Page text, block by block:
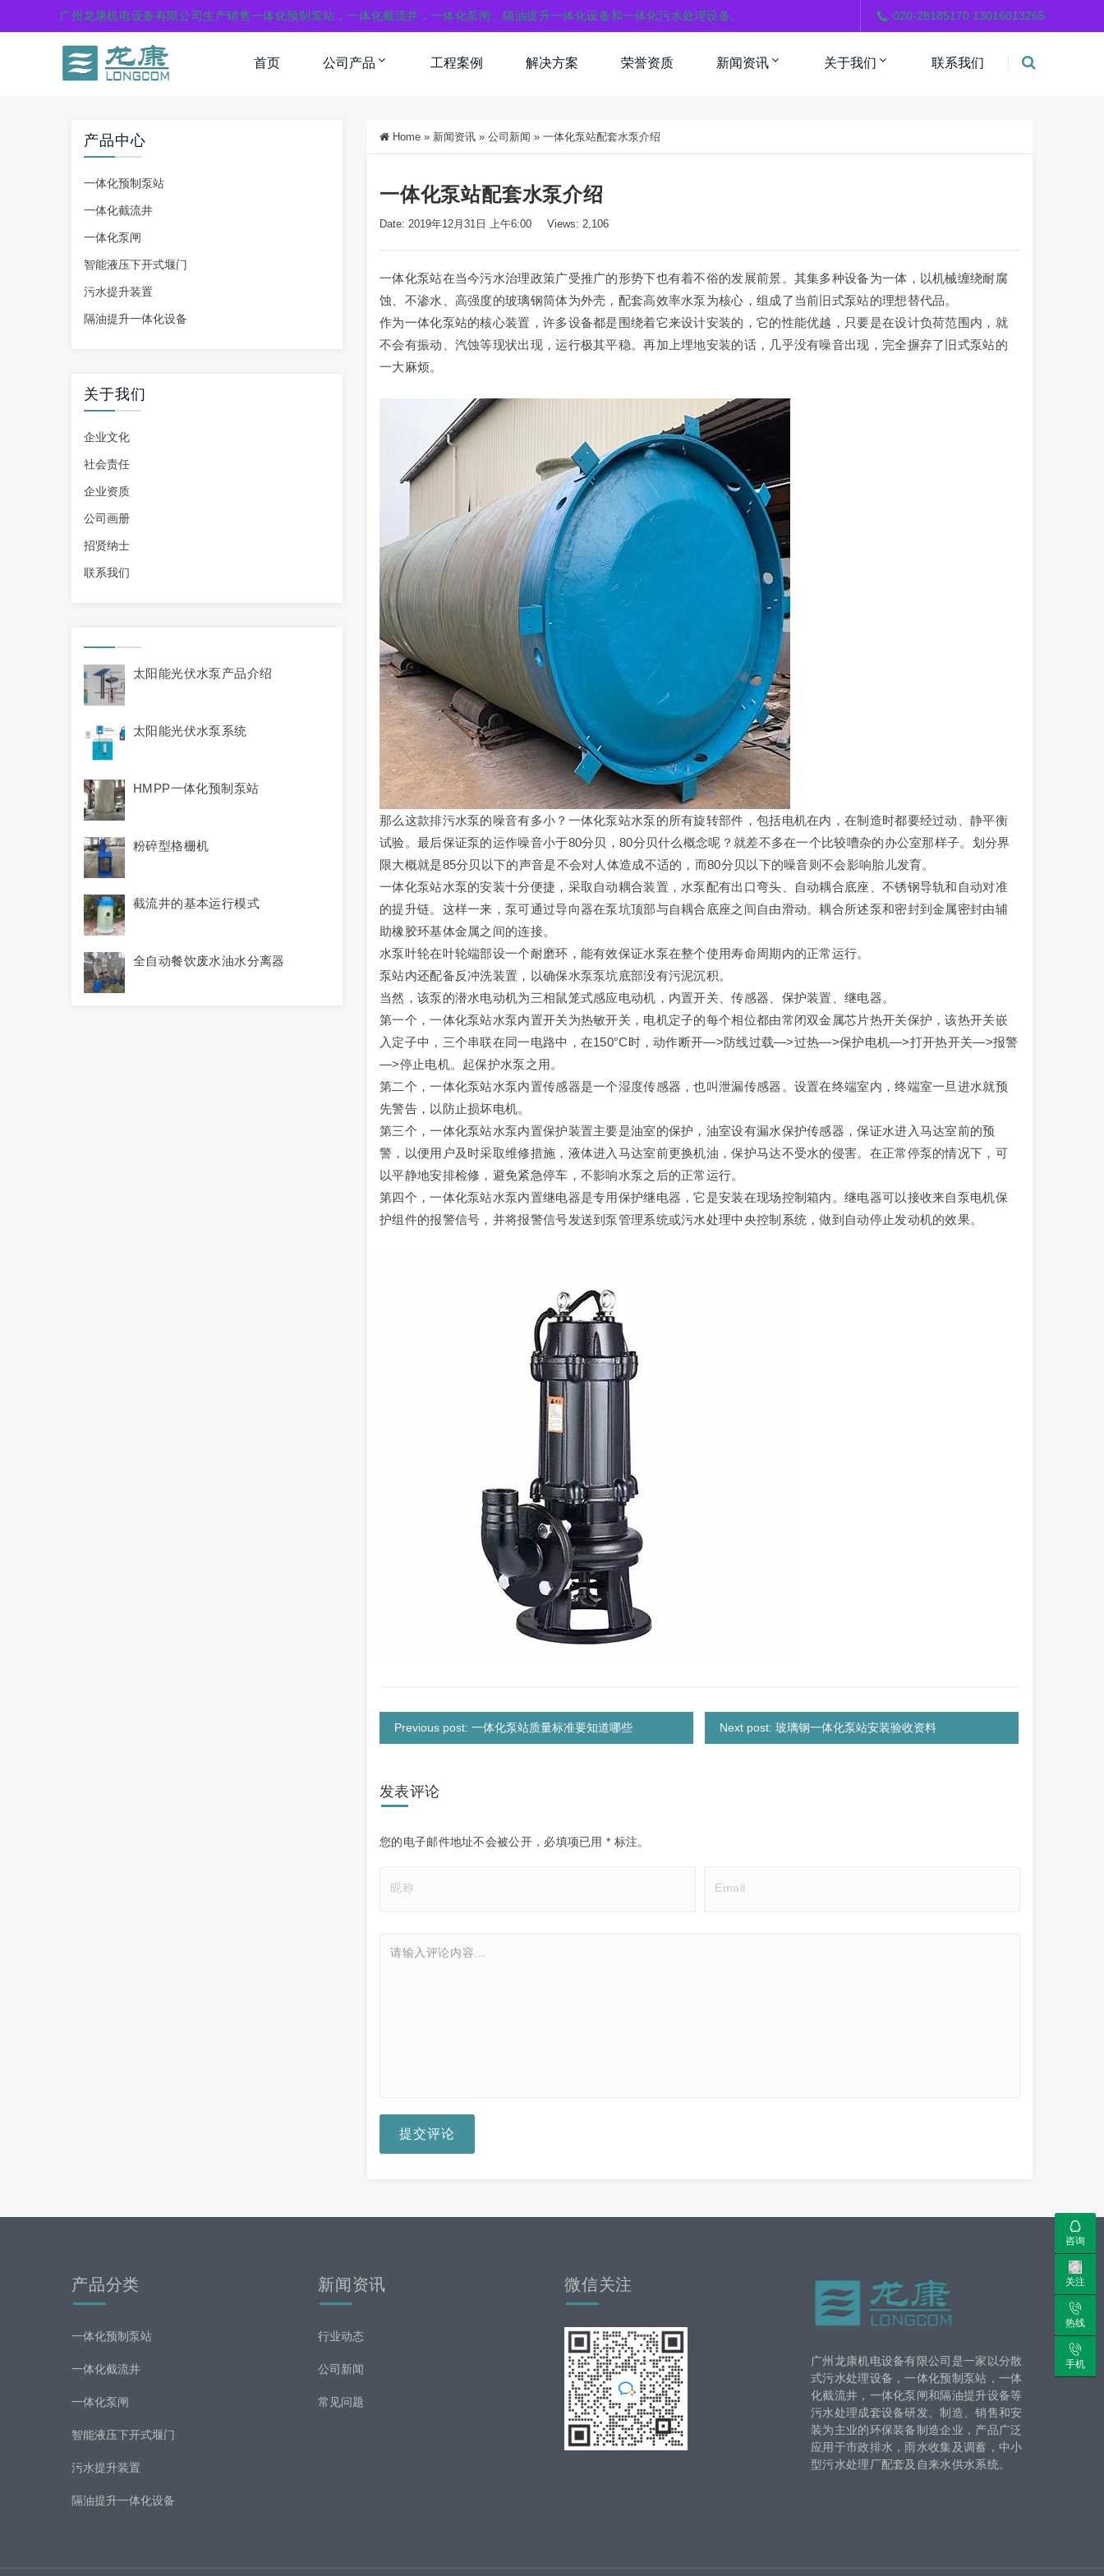
广州龙康机电设备有限公司生产销售一体化预制泵站，一体化截流井，一体化泵闸、隔油提升一体化设备和一体化污水处理设备。 020-28185170 13016013265
首页 公司产品 工程案例 解决方案 荣誉资质 新闻资讯 关于我们 联系我们
产品中心
一体化预制泵站
一体化截流井
一体化泵闸
智能液压下开式堰门
污水提升装置
隔油提升一体化设备
关于我们
企业文化
社会责任
企业资质
公司画册
招贤纳士
联系我们
太阳能光伏水泵产品介绍
太阳能光伏水泵系统
HMPP一体化预制泵站
粉碎型格栅机
截流井的基本运行模式
全自动餐饮废水油水分离器
Home » 新闻资讯 » 公司新闻 » 一体化泵站配套水泵介绍
一体化泵站配套水泵介绍
Date: 2019年12月31日 上午6:00 Views: 2,106
一体化泵站在当今污水治理政策广受推广的形势下也有着不俗的发展前景。其集多种设备为一体，以机械缠绕耐腐
蚀、不渗水、高强度的玻璃钢筒体为外壳，配套高效率水泵为核心，组成了当前旧式泵站的理想替代品。
作为一体化泵站的核心装置，许多设备都是围绕着它来设计安装的，它的性能优越，只要是在设计负荷范围内，就
不会有振动、汽蚀等现状出现，运行极其平稳。再加上埋地安装的话，几乎没有噪音出现，完全摒弃了旧式泵站的
一大麻烦。
那么这款排污水泵的噪音有多小？一体化泵站水泵的所有旋转部件，包括电机在内，在制造时都要经过动、静平衡
试验。最后保证泵的运作噪音小于80分贝，80分贝什么概念呢？就差不多在一个比较嘈杂的办公室那样子。划分界
限大概就是85分贝以下的声音是不会对人体造成不适的，而80分贝以下的噪音则不会影响胎儿发育。
一体化泵站水泵的安装十分便捷，采取自动耦合装置，水泵配有出口弯头、自动耦合底座、不锈钢导轨和自动对准
的提升链。这样一来，泵可通过导向器在泵坑顶部与自耦合底座之间自由滑动。耦合所述泵和密封到金属密封由辅
助橡胶环基体金属之间的连接。
水泵叶轮在叶轮端部设一个耐磨环，能有效保证水泵在整个使用寿命周期内的正常运行。
泵站内还配备反冲洗装置，以确保水泵泵坑底部没有污泥沉积。
当然，该泵的潜水电动机为三相鼠笼式感应电动机，内置开关、传感器、保护装置、继电器。
第一个，一体化泵站水泵内置开关为热敏开关，电机定子的每个相位都由常闭双金属芯片热开关保护，该热开关嵌
入定子中，三个串联在同一电路中，在150°C时，动作断开—>防线过载—>过热—>保护电机—>打开热开关—>报警
—>停止电机。起保护水泵之用。
第二个，一体化泵站水泵内置传感器是一个湿度传感器，也叫泄漏传感器。设置在终端室内，终端室一旦进水就预
先警告，以防止损坏电机。
第三个，一体化泵站水泵内置保护装置主要是油室的保护，油室设有漏水保护传感器，保证水进入马达室前的预
警，以便用户及时采取维修措施，液体进入马达室前更换机油，保护马达不受水的侵害。在正常停泵的情况下，可
以平静地安排检修，避免紧急停车，不影响水泵之后的正常运行。
第四个，一体化泵站水泵内置继电器是专用保护继电器，它是安装在现场控制箱内。继电器可以接收来自泵电机保
护组件的报警信号，并将报警信号发送到泵管理系统或污水处理中央控制系统，做到自动停止发动机的效果。
Previous post: 一体化泵站质量标准要知道哪些 Next post: 玻璃钢一体化泵站安装验收资料
发表评论
您的电子邮件地址不会被公开， 必填项已用* 标注。
提交评论
产品分类
一体化预制泵站
一体化截流井
一体化泵闸
智能液压下开式堰门
污水提升装置
隔油提升一体化设备
新闻资讯
行业动态
公司新闻
常见问题
微信关注
广州龙康机电设备有限公司是一家以分散
式污水处理设备，一体化预制泵站，一体
化截流井，一体化泵闸和隔油提升设备等
污水处理成套设备研发、制造、销售和安
装为主业的环保装备制造企业，产品广泛
应用于市政排水，雨水收集及调蓄，中小
型污水处理厂配套及自来水供水系统。
咨询
关注
热线
手机